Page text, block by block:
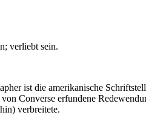
verliebt sein.
ist die amerikanische
Converse erfundene
verbreitete.